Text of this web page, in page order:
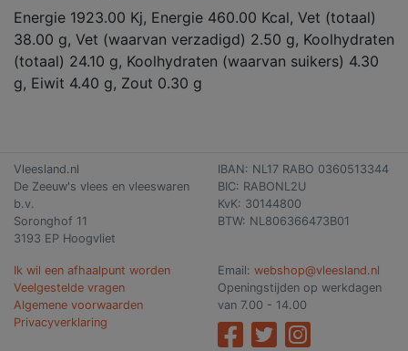
Energie 1923.00 Kj, Energie 460.00 Kcal, Vet (totaal)
38.00 g, Vet (waarvan verzadigd) 2.50 g, Koolhydraten
(totaal) 24.10 g, Koolhydraten (waarvan suikers) 4.30
g, Eiwit 4.40 g, Zout 0.30 g
Vleesland.nl
De Zeeuw's vlees en vleeswaren
b.v.
Soronghof 11
3193 EP Hoogvliet
IBAN: NL17 RABO 0360513344
BIC: RABONL2U
KvK: 30144800
BTW: NL806366473B01
Ik wil een afhaalpunt worden
Veelgestelde vragen
Algemene voorwaarden
Privacyverklaring
Email: webshop@vleesland.nl
Openingstijden op werkdagen
van 7.00 - 14.00